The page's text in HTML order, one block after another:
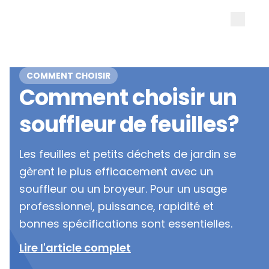
COMMENT CHOISIR
Comment choisir un
souffleur de feuilles?
Les feuilles et petits déchets de jardin se
gèrent le plus efficacement avec un
souffleur ou un broyeur. Pour un usage
professionnel, puissance, rapidité et
bonnes spécifications sont essentielles.
Lire l'article complet